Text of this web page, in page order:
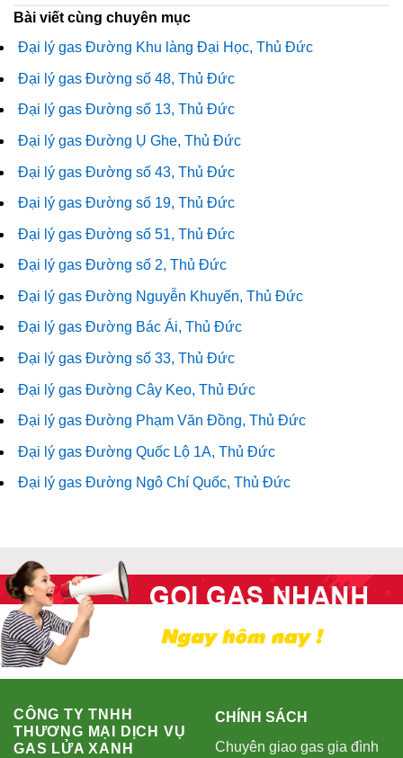
Bài viết cùng chuyên mục
Đại lý gas Đường Khu làng Đại Học, Thủ Đức
Đại lý gas Đường số 48, Thủ Đức
Đại lý gas Đường số 13, Thủ Đức
Đại lý gas Đường Ụ Ghe, Thủ Đức
Đại lý gas Đường số 43, Thủ Đức
Đại lý gas Đường số 19, Thủ Đức
Đại lý gas Đường số 51, Thủ Đức
Đại lý gas Đường số 2, Thủ Đức
Đại lý gas Đường Nguyễn Khuyến, Thủ Đức
Đại lý gas Đường Bác Ái, Thủ Đức
Đại lý gas Đường số 33, Thủ Đức
Đại lý gas Đường Cây Keo, Thủ Đức
Đại lý gas Đường Phạm Văn Đồng, Thủ Đức
Đại lý gas Đường Quốc Lộ 1A, Thủ Đức
Đại lý gas Đường Ngô Chí Quốc, Thủ Đức
CÔNG TY TNHH
THƯƠNG MẠI DỊCH VỤ
GAS LỬA XANH
CHÍNH SÁCH
Chuyên giao gas gia đình